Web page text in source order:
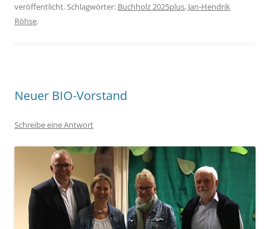
veröffentlicht. Schlagwörter: Buchholz 2025plus, Jan-Hendrik
Röhse.
Neuer BIO-Vorstand
Schreibe eine Antwort